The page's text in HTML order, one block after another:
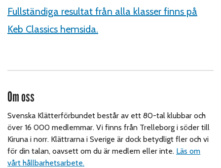
Fullständiga resultat från alla klasser finns på
Keb Classics hemsida.
Om oss
Svenska Klätterförbundet består av ett 80-tal klubbar och
över 16 000 medlemmar. Vi finns från Trelleborg i söder till
Kiruna i norr. Klättrarna i Sverige är dock betydligt fler och vi
för din talan, oavsett om du är medlem eller inte. Läs om
vårt hållbarhetsarbete.